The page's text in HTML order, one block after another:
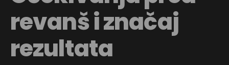
revanš i značaj
rezultata